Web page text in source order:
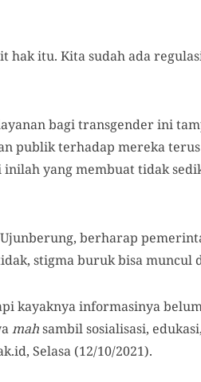
itu. Kita sudah ada
bagi transgender ini
publik terhadap mereka
yang membuat tidak
berharap
stigma buruk bisa muncul
kayaknya informasinya
mahsambil sosialisasi,
Selasa (12/10/2021).